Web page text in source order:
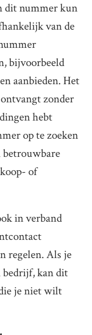
dit nummer kun
van de
bijvoorbeeld
aanbieden. Het
zonder
hebt
op te zoeken
betrouwbare
of
in verband
regelen. Als je
bedrijf, kan dit
je niet wilt